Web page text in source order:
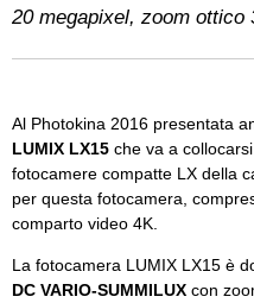
20 megapixel, zoom ottico
Al Photokina 2016 presentata
LUMIX LX15 che va a
fotocamere compatte LX della
per questa fotocamera,
comparto video 4K.
La fotocamera LUMIX LX15 è
DC VARIO-SUMMILUX con